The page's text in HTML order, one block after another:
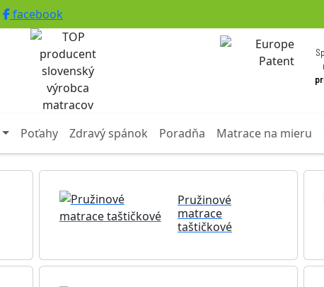
facebook
Poťahy Zdravý spánok Poradňa Matrace na mieru
Pružinové
matrace
taštičkové